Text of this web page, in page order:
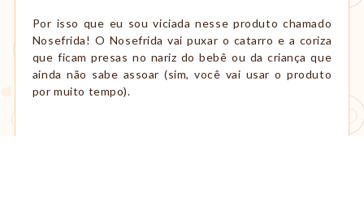
Por isso que eu sou viciada nesse produto chamado
Nosefrida! O Nosefrida vai puxar o catarro e a coriza
que ficam presas no nariz do bebê ou da criança que
ainda não sabe assoar (sim, você vai usar o produto
por muito tempo).